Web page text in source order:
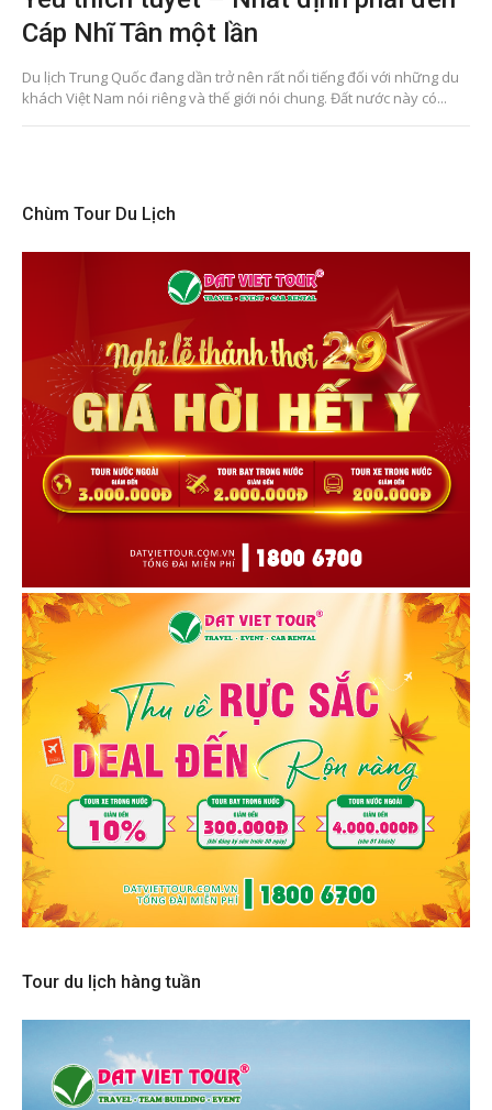
Cáp Nhĩ Tân một lần
Du lịch Trung Quốc đang dần trở nên rất nổi tiếng đối với những du
khách Việt Nam nói riêng và thế giới nói chung. Đất nước này có...
Chùm Tour Du Lịch
Tour du lịch hàng tuần